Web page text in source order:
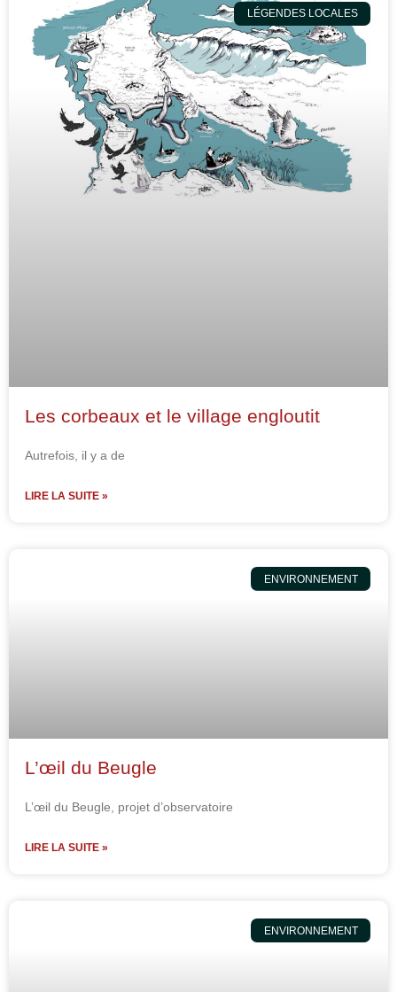
LÉGENDES LOCALES
Les corbeaux et le village engloutit
Autrefois, il y a de
LIRE LA SUITE »
ENVIRONNEMENT
L’œil du Beugle
L’œil du Beugle, projet d’observatoire
LIRE LA SUITE »
ENVIRONNEMENT